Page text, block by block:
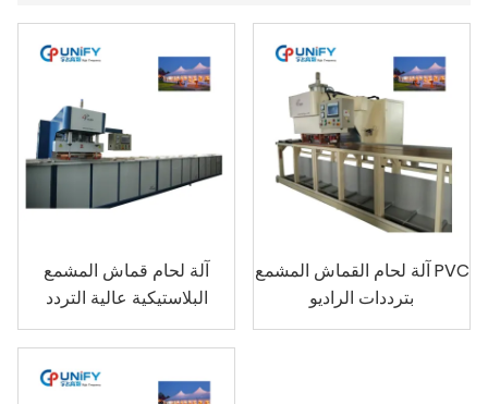
آلة لحام قماش المشمع
البلاستيكية عالية التردد
آلة لحام القماش المشمع PVC
بترددات الراديو